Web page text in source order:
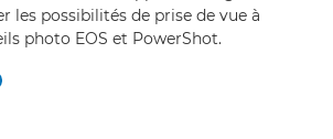
les possibilités de prise de vue à
photo EOS et PowerShot.